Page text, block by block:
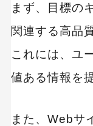
まず、目標の
関連する高品
これには、ユ
値ある情報を
また、Webサ